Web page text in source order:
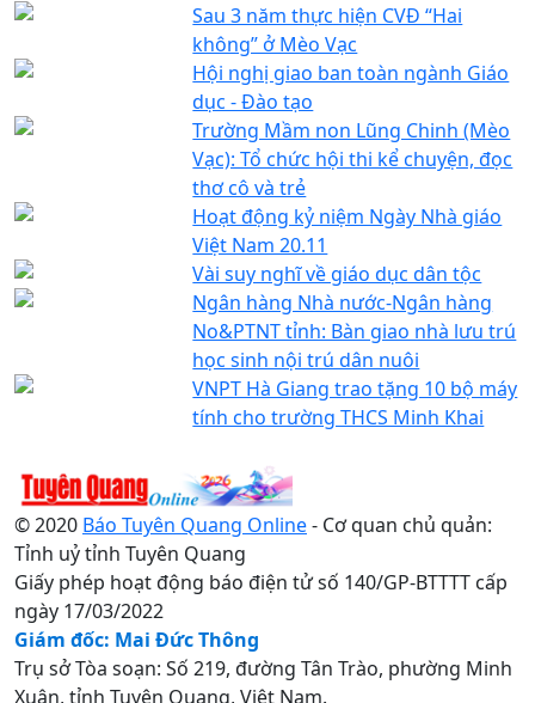
Sau 3 năm thực hiện CVĐ “Hai
không” ở Mèo Vạc
Hội nghị giao ban toàn ngành Giáo
dục - Đào tạo
Trường Mầm non Lũng Chinh (Mèo
Vạc): Tổ chức hội thi kể chuyện, đọc
thơ cô và trẻ
Hoạt động kỷ niệm Ngày Nhà giáo
Việt Nam 20.11
Vài suy nghĩ về giáo dục dân tộc
Ngân hàng Nhà nước-Ngân hàng
No&PTNT tỉnh: Bàn giao nhà lưu trú
học sinh nội trú dân nuôi
VNPT Hà Giang trao tặng 10 bộ máy
tính cho trường THCS Minh Khai
© 2020 Báo Tuyên Quang Online- Cơ quan chủ quản:
Tỉnh uỷ tỉnh Tuyên Quang
Giấy phép hoạt động báo điện tử số 140/GP-BTTTT cấp
ngày 17/03/2022
Giám đốc: Mai Đức Thông
Trụ sở Tòa soạn: Số 219, đường Tân Trào, phường Minh
Xuân, tỉnh Tuyên Quang, Việt Nam.